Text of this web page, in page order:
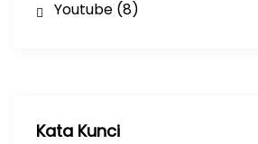
Youtube(8)
Kata Kunci